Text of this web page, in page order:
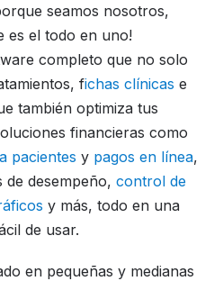
seamos nosotros,
es el todo en uno!
completo que no solo
fichas clínicas e
también optimiza tus
financieras como
pacientes y pagos en línea,
de desempeño,control de
y más, todo en una
de usar.
en pequeñas y medianas